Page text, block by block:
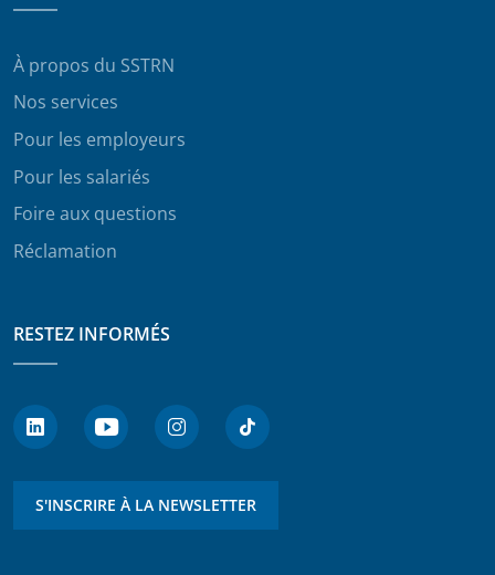
À propos du SSTRN
Nos services
Pour les employeurs
Pour les salariés
Foire aux questions
Réclamation
RESTEZ INFORMÉS
S'INSCRIRE À LA NEWSLETTER